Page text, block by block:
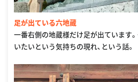
足が出ている六地蔵
一番右側の地蔵様だけ足が出ています
いたいという気持ちの現れ、という話。